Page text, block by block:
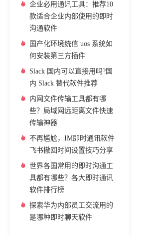
企业必用通讯工具：推荐10
款适合企业内部使用的即时
沟通软件
国产化环境统信 uos 系统如
何安装第三方插件
Slack 国内可以直接用吗?国
内 Slack 替代软件推荐
内网文件传输工具都有哪
些？局域网远距离文件快速
传输神器
不再尴尬，IM即时通讯软件
飞书撤回时间设置技巧分享
世界各国常用的即时沟通工
具都有哪些？各大即时通讯
软件排行榜
探索华为内部员工交流用的
是哪种即时聊天软件